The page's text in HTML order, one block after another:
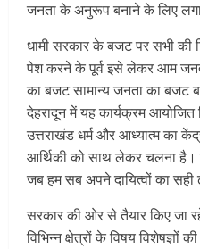
जनता के अनुरूप बनाने के लिए
धामी सरकार के बजट पर सभी की
पेश करने के पूर्व इसे लेकर आम
का बजट सामान्य जनता का बजट
देहरादून में यह कार्यक्रम आयोजित
उत्तराखंड धर्म और आध्यात्म का
आर्थिकी को साथ लेकर चलना है।
जब हम सब अपने दायित्वों का सही
सरकार की ओर से तैयार किए जा
विभिन्न क्षेत्रों के विषय विशेषज्ञों